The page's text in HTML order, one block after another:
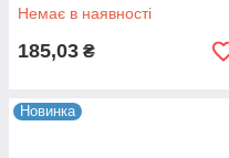
Немає в наявності
185,03 ₴
Новинка